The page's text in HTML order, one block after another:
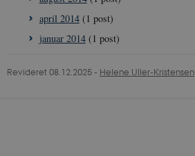
april 2014(1 post)
januar 2014(1 post)
Revideret 08.12.2025 - Helene Uller-Kristensen